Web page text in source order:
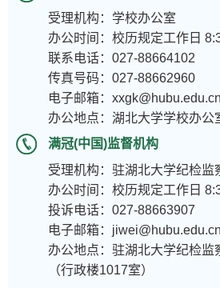
受理机构：学校办公室
办公时间：校历规定工作日
联系电话：027-88664102
传真号码：027-88662960
电子邮箱：xxgk@hubu.edu.cn
办公地点：湖北大学学校办公
满冠(中国)监督机构
受理机构：驻湖北大学纪检监
办公时间：校历规定工作日
投诉电话：027-88663907
电子邮箱：jiwei@hubu.edu.cn
办公地点：驻湖北大学纪检监
（行政楼1017室）